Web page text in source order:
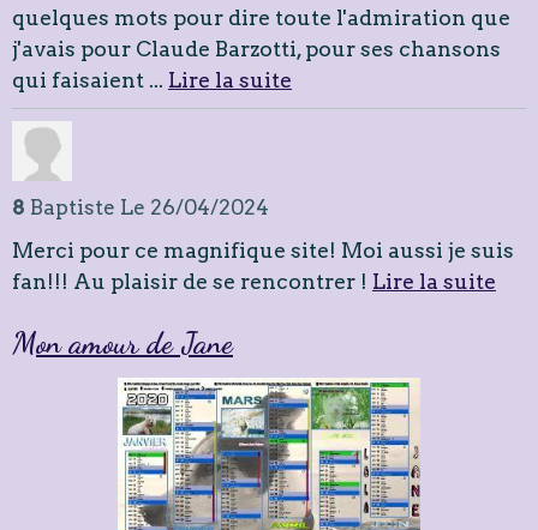
quelques mots pour dire toute l'admiration que
j'avais pour Claude Barzotti, pour ses chansons
qui faisaient ... Lire la suite
8 Baptiste Le 26/04/2024
Merci pour ce magnifique site! Moi aussi je suis
fan!!! Au plaisir de se rencontrer ! Lire la suite
Mon amour de Jane